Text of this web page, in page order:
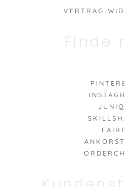
VERTRAG
Finde